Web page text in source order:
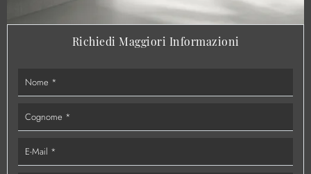
Richiedi Maggiori Informazioni